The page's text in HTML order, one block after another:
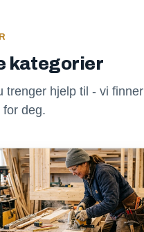
kategorier
trenger hjelp til - vi finner
for deg.